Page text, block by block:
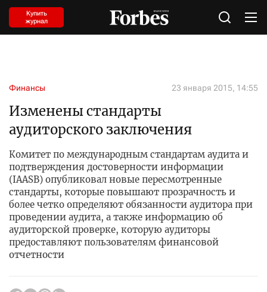
Купить
журнал
Финансы 23 января 2015, 14:55
Изменены стандарты
аудиторского заключения
Комитет по международным стандартам аудита и
подтверждения достоверности информации
(IAASB) опубликовал новые пересмотренные
стандарты, которые повышают прозрачность и
более четко определяют обязанности аудитора при
проведении аудита, а также информацию об
аудиторской проверке, которую аудиторы
предоставляют пользователям финансовой
отчетности